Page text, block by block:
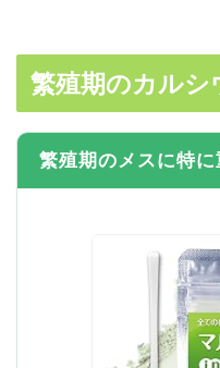
繁殖期のカルシ
繁殖期のメスに特